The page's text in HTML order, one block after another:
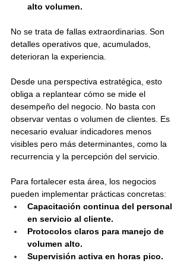
alto volumen.
No se trata de fallas extraordinarias. Son
detalles operativos que, acumulados,
deterioran la experiencia.
Desde una perspectiva estratégica, esto
obliga a replantear cómo se mide el
desempeño del negocio. No basta con
observar ventas o volumen de clientes. Es
necesario evaluar indicadores menos
visibles pero más determinantes, como la
recurrencia y la percepción del servicio.
Para fortalecer esta área, los negocios
pueden implementar prácticas concretas:
Capacitación continua del personal
en servicio al cliente.
Protocolos claros para manejo de
volumen alto.
Supervisión activa en horas pico.